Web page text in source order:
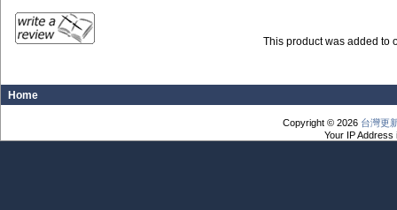
This product was added to
Home
Copyright © 2026 台灣更
Your IP Address